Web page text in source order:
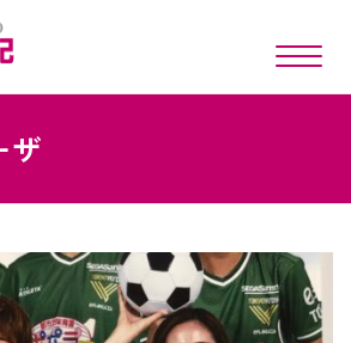
toggle
ザ